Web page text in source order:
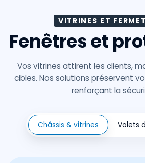
VITRINES ET
Fenêtres et
Vos vitrines attirent les clients,
cibles. Nos solutions préservent
renforçant la
Châssis & vitrines Volets